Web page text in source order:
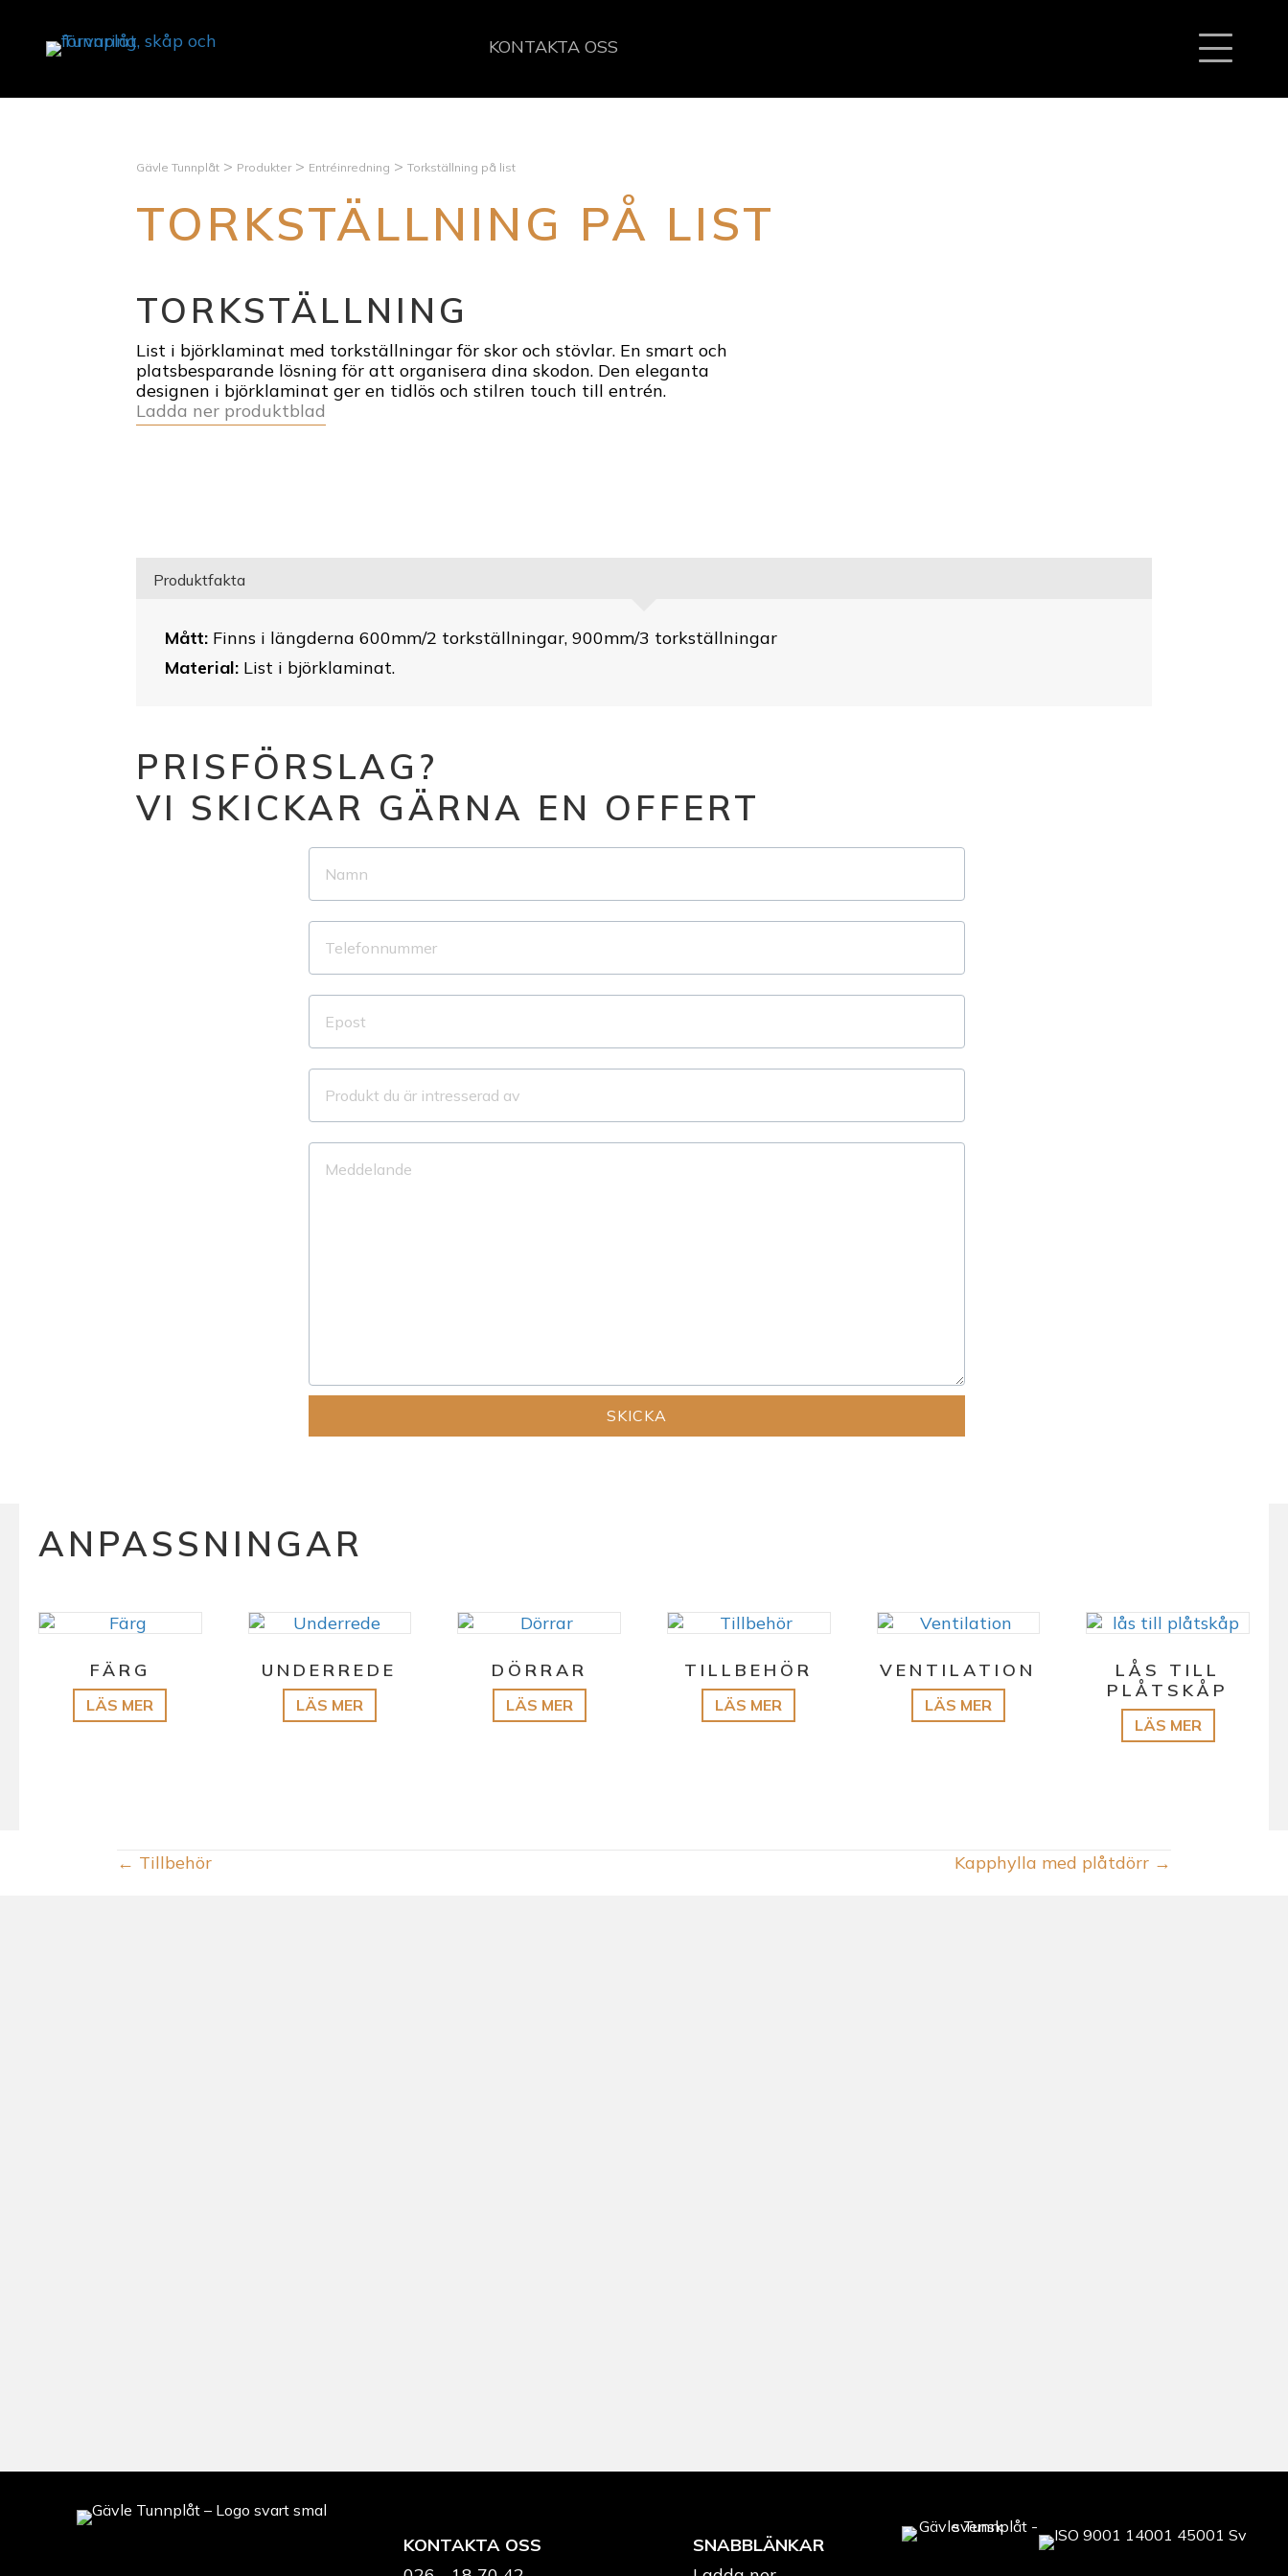
KONTAKTA OSS
Gävle Tunnplåt > Produkter> Entréinredning > Torkställning på list
TORKSTÄLLNING PÅ LIST
TORKSTÄLLNING
List i björklaminat med torkställningar för skor och stövlar. En smart och
platsbesparande lösning för att organisera dina skodon. Den eleganta
designen i björklaminat ger en tidlös och stilren touch till entrén.
Ladda ner produktblad
Produktfakta
Mått: Finns i längderna 600mm/2 torkställningar, 900mm/3 torkställningar
Material: List i björklaminat.
PRISFÖRSLAG?
VI SKICKAR GÄRNA EN OFFERT
ANPASSNINGAR
FÄRG UNDERREDE DÖRRAR TILLBEHÖR VENTILATION
LÅS TILL
PLÅTSKÅP
POSTS
← Tillbehör Kapphylla med plåtdörr →
KONTAKTA OSS
SNABBLÄNKAR